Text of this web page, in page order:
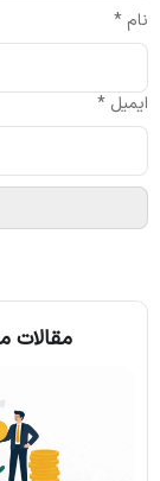
نام *
ایمیل *
مقالات